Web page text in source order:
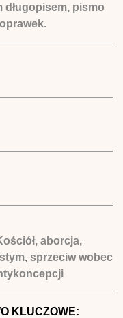
pismo
aborcja,
sprzeciw wobec
KLUCZOWE: